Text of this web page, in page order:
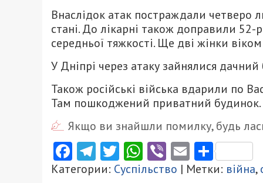
Внаслідок атак постраждали четверо
стані. До лікарні також доправили
середньої тяжкості. Ще дві жінки
У Дніпрі через атаку зайнялися
Також російські війська вдарили по
Там пошкоджений приватний будинок.
Якщо ви знайшли помилку, будь
Facebook
Telegram
Twitter
WhatsApp
ViberEmail
Категории: Суспільство | Метки: війна,